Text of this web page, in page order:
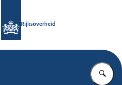
Rijksoverheid